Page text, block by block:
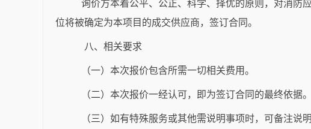
询价方本着公平、公正、科学、择优的原则，对消防
位将被确定为本项目的成交供应商，签订合同。
八、相关要求
（一）本次报价包含所需一切相关费用。
（二）本次报价一经认可，即为签订合同的最终依据。
（三）如有特殊服务或其他需说明事项时，可备注说明